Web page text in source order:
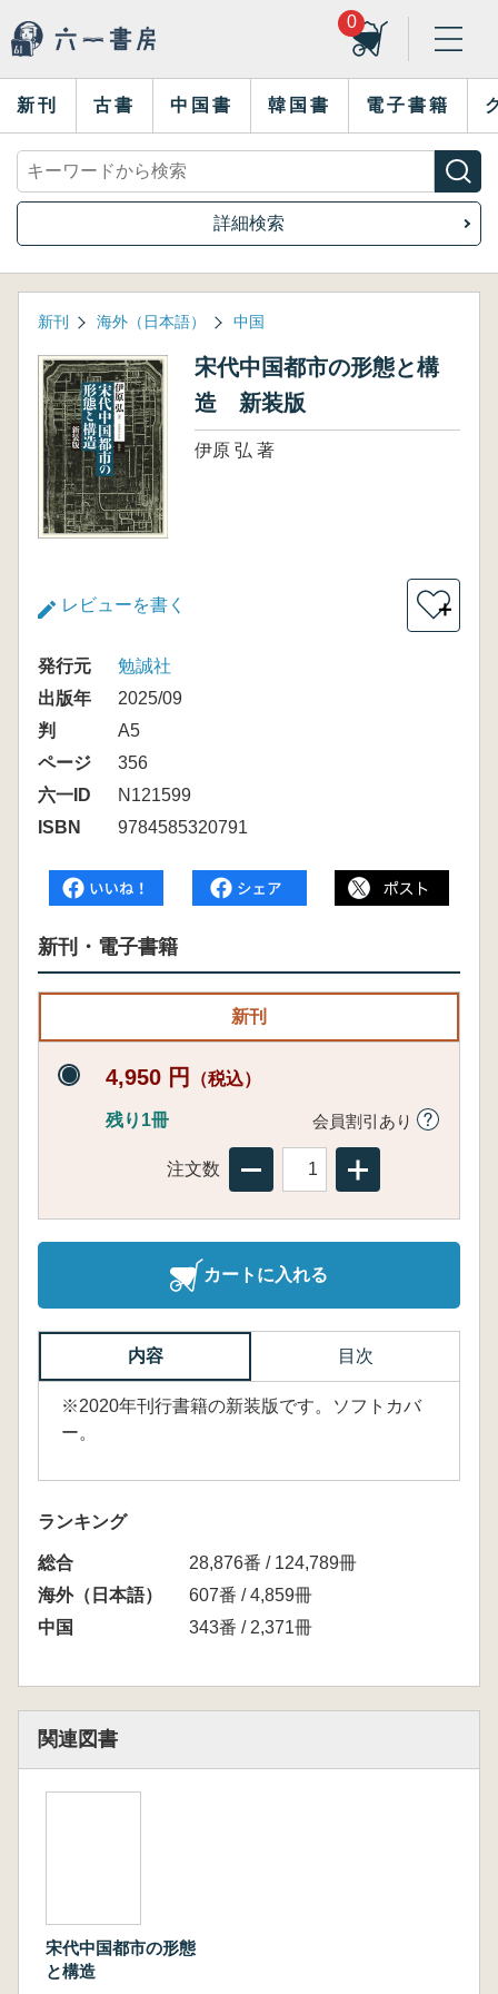
0
新刊 古書 中国書 韓国書 電子書籍
詳細検索
新刊 海外（日本語） 中国
宋代中国都市の形態と構
造 新装版
伊原 弘 著
レビューを書く ＋
発行元
勉誠社
出版年
2025/09
判
A5
ページ
356
六一ID
N121599
ISBN
9784585320791
新刊・電子書籍
新刊
4,950 円 （税込）
残り1冊 会員割引あり
注文数
カートに入れる
内容 目次
※2020年刊行書籍の新装版です。ソフトカバ
ー。
ランキング
総合
28,876番 / 124,789冊
海外（日本語）
607番 / 4,859冊
中国
343番 / 2,371冊
関連図書
宋代中国都市の形態
と構造